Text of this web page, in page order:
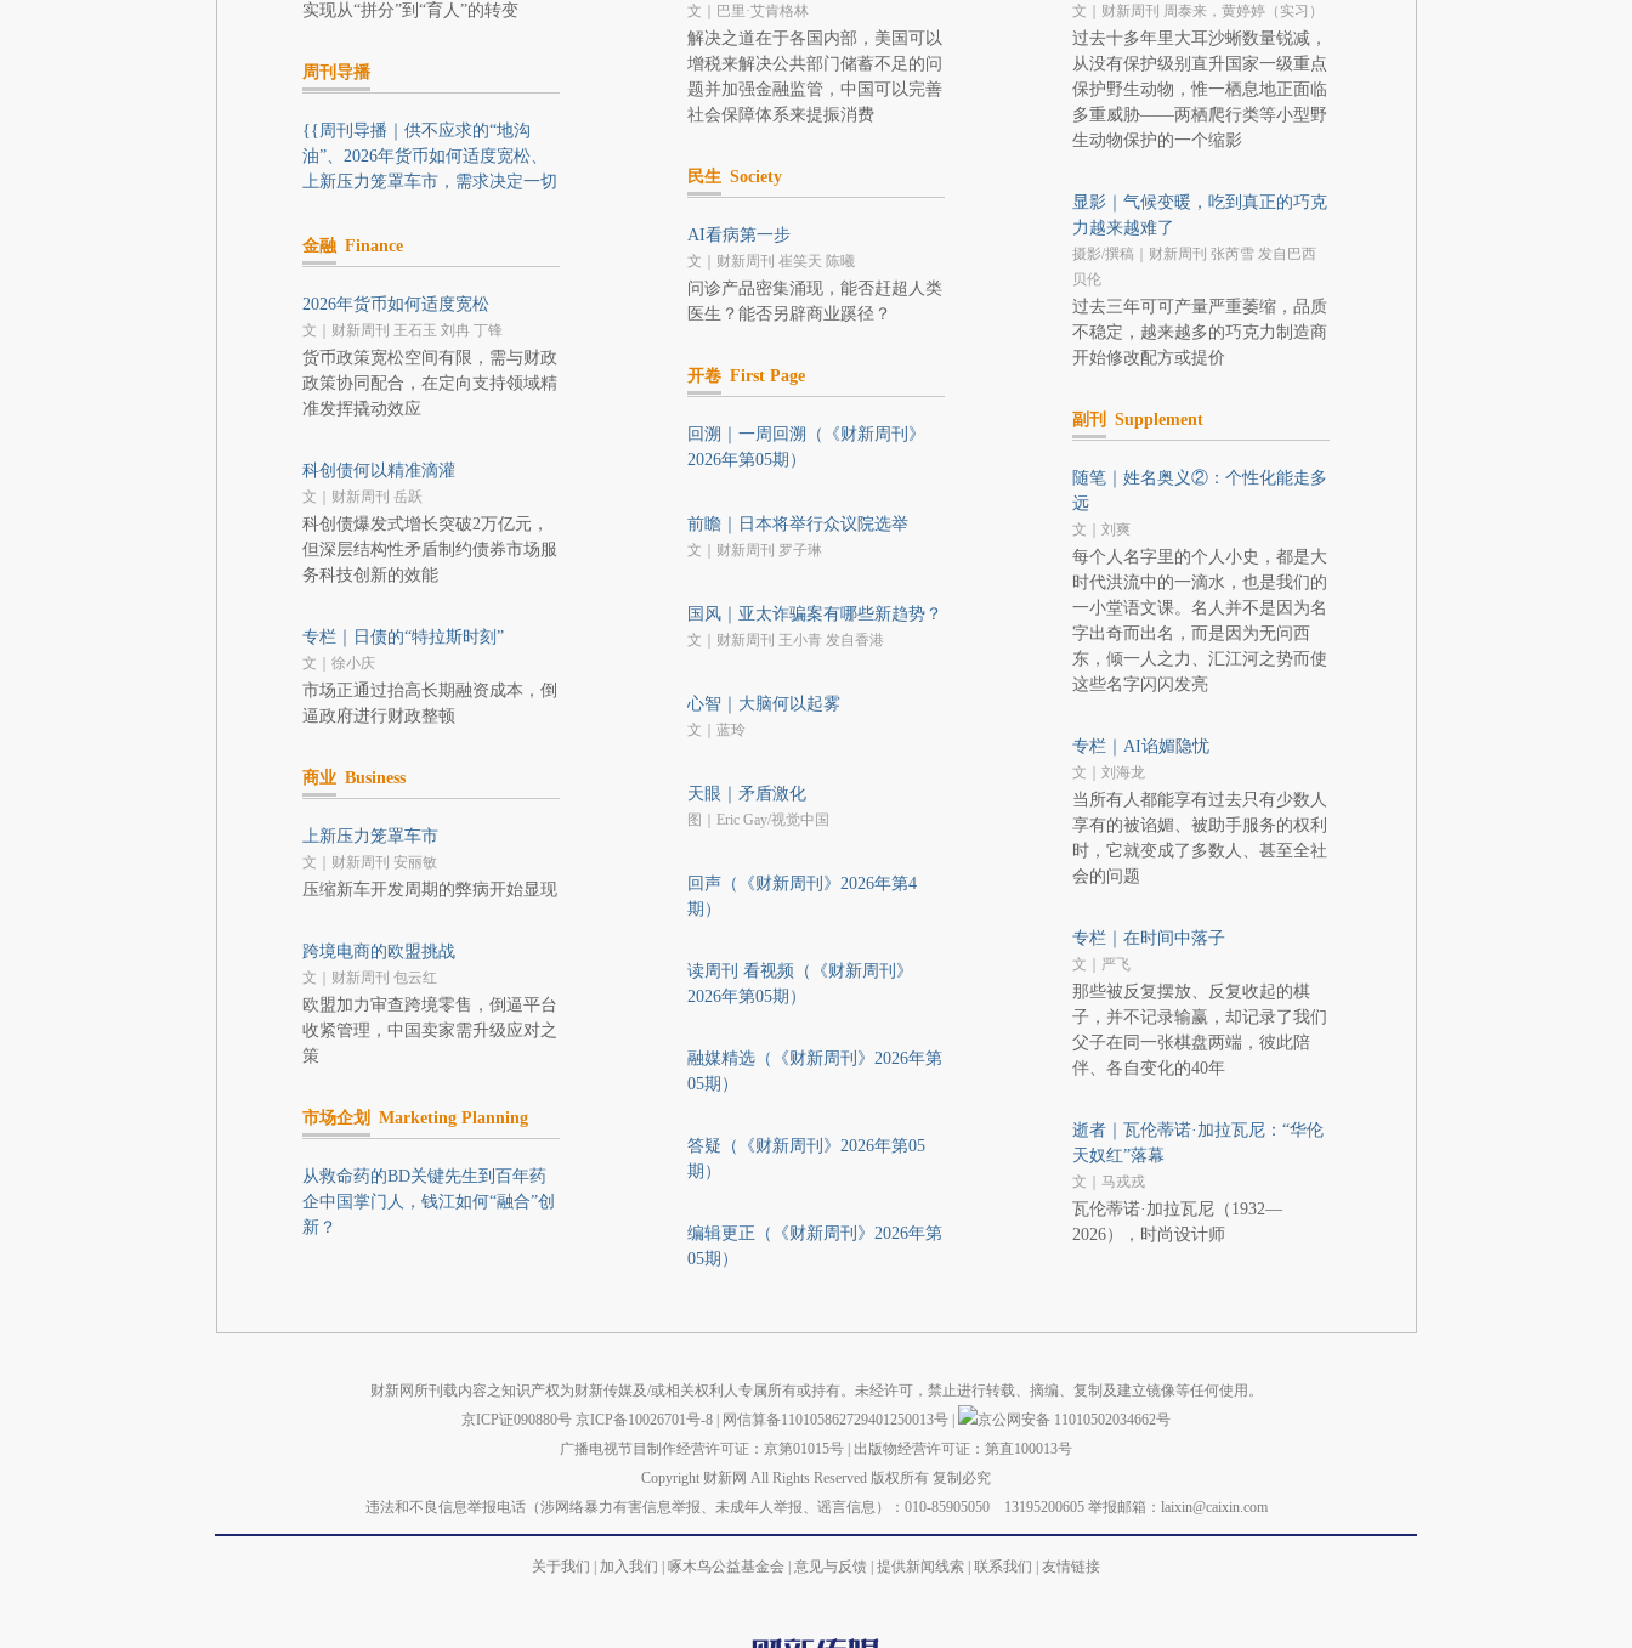
实现从“拼分”到“育人”的转变
周刊导播
{{周刊导播｜供不应求的“地沟
油”、2026年货币如何适度宽松、
上新压力笼罩车市，需求决定一切
金融 Finance
2026年货币如何适度宽松
文｜财新周刊 王石玉 刘冉 丁锋
货币政策宽松空间有限，需与财政
政策协同配合，在定向支持领域精
准发挥撬动效应
科创债何以精准滴灌
文｜财新周刊 岳跃
科创债爆发式增长突破2万亿元，
但深层结构性矛盾制约债券市场服
务科技创新的效能
专栏｜日债的“特拉斯时刻”
文｜徐小庆
市场正通过抬高长期融资成本，倒
逼政府进行财政整顿
商业 Business
上新压力笼罩车市
文｜财新周刊 安丽敏
压缩新车开发周期的弊病开始显现
跨境电商的欧盟挑战
文｜财新周刊 包云红
欧盟加力审查跨境零售，倒逼平台
收紧管理，中国卖家需升级应对之
策
市场企划 Marketing Planning
从救命药的BD关键先生到百年药
企中国掌门人，钱江如何“融合”创
新？
文｜巴里·艾肯格林
解决之道在于各国内部，美国可以
增税来解决公共部门储蓄不足的问
题并加强金融监管，中国可以完善
社会保障体系来提振消费
民生 Society
AI看病第一步
文｜财新周刊 崔笑天 陈曦
问诊产品密集涌现，能否赶超人类
医生？能否另辟商业蹊径？
开卷 First Page
回溯｜一周回溯（《财新周刊》
2026年第05期）
前瞻｜日本将举行众议院选举
文｜财新周刊 罗子琳
国风｜亚太诈骗案有哪些新趋势？
文｜财新周刊 王小青 发自香港
心智｜大脑何以起雾
文｜蓝玲
天眼｜矛盾激化
图｜Eric Gay/视觉中国
回声（《财新周刊》2026年第4
期）
读周刊 看视频（《财新周刊》
2026年第05期）
融媒精选（《财新周刊》2026年第
05期）
答疑（《财新周刊》2026年第05
期）
编辑更正（《财新周刊》2026年第
05期）
文｜财新周刊 周泰来，黄婷婷（实习）
过去十多年里大耳沙蜥数量锐减，
从没有保护级别直升国家一级重点
保护野生动物，惟一栖息地正面临
多重威胁——两栖爬行类等小型野
生动物保护的一个缩影
显影｜气候变暖，吃到真正的巧克
力越来越难了
摄影/撰稿｜财新周刊 张芮雪 发自巴西
贝伦
过去三年可可产量严重萎缩，品质
不稳定，越来越多的巧克力制造商
开始修改配方或提价
副刊 Supplement
随笔｜姓名奥义②：个性化能走多
远
文｜刘爽
每个人名字里的个人小史，都是大
时代洪流中的一滴水，也是我们的
一小堂语文课。名人并不是因为名
字出奇而出名，而是因为无问西
东，倾一人之力、汇江河之势而使
这些名字闪闪发亮
专栏｜AI谄媚隐忧
文｜刘海龙
当所有人都能享有过去只有少数人
享有的被谄媚、被助手服务的权利
时，它就变成了多数人、甚至全社
会的问题
专栏｜在时间中落子
文｜严飞
那些被反复摆放、反复收起的棋
子，并不记录输赢，却记录了我们
父子在同一张棋盘两端，彼此陪
伴、各自变化的40年
逝者｜瓦伦蒂诺·加拉瓦尼：“华伦
天奴红”落幕
文｜马戎戎
瓦伦蒂诺·加拉瓦尼（1932—
2026），时尚设计师
财新网所刊载内容之知识产权为财新传媒及/或相关权利人专属所有或持有。未经许可，禁止进行转载、摘编、复制及建立镜像等任何使用。
京ICP证090880号 京ICP备10026701号-8 网信算备110105862729401250013号
京公网安备 11010502034662号
广播电视节目制作经营许可证：京第01015号 出版物经营许可证：第直100013号
Copyright 财新网 All Rights Reserved 版权所有 复制必究
违法和不良信息举报电话（涉网络暴力有害信息举报、未成年人举报、谣言信息）：010-85905050 13195200605 举报邮箱：laixin@caixin.com
关于我们 加入我们 啄木鸟公益基金会 意见与反馈 提供新闻线索 联系我们 友情链接